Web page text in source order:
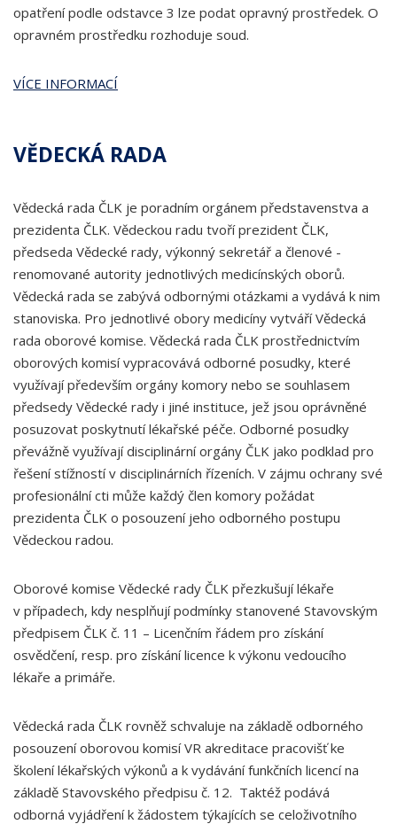
opatření podle odstavce 3 lze podat opravný prostředek. O
opravném prostředku rozhoduje soud.
VÍCE INFORMACÍ
VĚDECKÁ RADA
Vědecká rada ČLK je poradním orgánem představenstva a
prezidenta ČLK. Vědeckou radu tvoří prezident ČLK,
předseda Vědecké rady, výkonný sekretář a členové -
renomované autority jednotlivých medicínských oborů.
Vědecká rada se zabývá odbornými otázkami a vydává k nim
stanoviska. Pro jednotlivé obory medicíny vytváří Vědecká
rada oborové komise. Vědecká rada ČLK prostřednictvím
oborových komisí vypracovává odborné posudky, které
využívají především orgány komory nebo se souhlasem
předsedy Vědecké rady i jiné instituce, jež jsou oprávněné
posuzovat poskytnutí lékařské péče. Odborné posudky
převážně využívají disciplinární orgány ČLK jako podklad pro
řešení stížností v disciplinárních řízeních. V zájmu ochrany své
profesionální cti může každý člen komory požádat
prezidenta ČLK o posouzení jeho odborného postupu
Vědeckou radou.
Oborové komise Vědecké rady ČLK přezkušují lékaře
v případech, kdy nesplňují podmínky stanovené Stavovským
předpisem ČLK č. 11 – Licenčním řádem pro získání
osvědčení, resp. pro získání licence k výkonu vedoucího
lékaře a primáře.
Vědecká rada ČLK rovněž schvaluje na základě odborného
posouzení oborovou komisí VR akreditace pracovišť ke
školení lékařských výkonů a k vydávání funkčních licencí na
základě Stavovského předpisu č. 12. Taktéž podává
odborná vyjádření k žádostem týkajících se celoživotního